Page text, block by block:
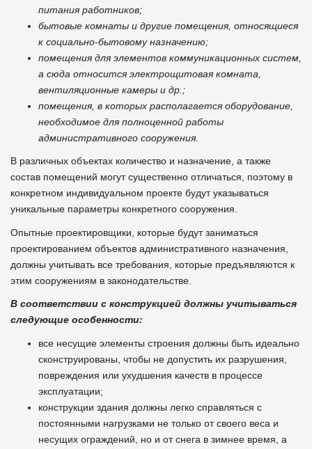
питания работников;
бытовые комнаты и другие помещения, относящиеся
к социально-бытовому назначению;
помещения для элементов коммуникационных систем,
а сюда относится электрощитовая комната,
вентиляционные камеры и др.;
помещения, в которых располагается оборудование,
необходимое для полноценной работы
административного сооружения.
В различных объектах количество и назначение, а также
состав помещений могут существенно отличаться, поэтому в
конкретном индивидуальном проекте будут указываться
уникальные параметры конкретного сооружения.
Опытные проектировщики, которые будут заниматься
проектированием объектов административного назначения,
должны учитывать все требования, которые предъявляются к
этим сооружениям в законодательстве.
В соответствии с конструкцией должны учитываться
следующие особенности:
все несущие элементы строения должны быть идеально
сконструированы, чтобы не допустить их разрушения,
повреждения или ухудшения качеств в процессе
эксплуатации;
конструкции здания должны легко справляться с
постоянными нагрузками не только от своего веса и
несущих ограждений, но и от снега в зимнее время, а